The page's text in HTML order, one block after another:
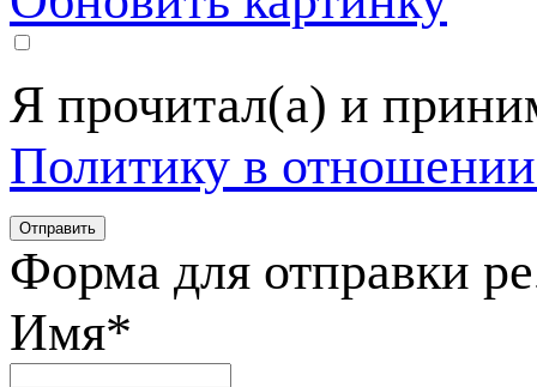
Я прочитал(а) и
Политику в
Форма для отправки
Имя*